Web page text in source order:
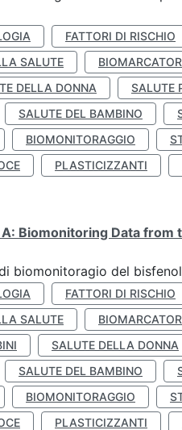
FATTORI DI RISCHIO
SALUTE
DELLA DONNA SALUTE
SALUTE DEL BAMBINO
BIOMONITORAGGIO
PLASTICIZZANTI
Biomonitoring Data from
biomonitoragio del
FATTORI DI RISCHIO
SALUTE
SALUTE DELLA DONNA
SALUTE DEL BAMBINO
BIOMONITORAGGIO
PLASTICIZZANTI